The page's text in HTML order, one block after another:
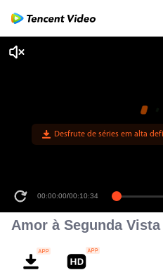
00:00:00/00:10:34
Amor à Segunda Vista